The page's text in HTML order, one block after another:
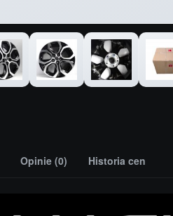
Opinie (0) Historia cen